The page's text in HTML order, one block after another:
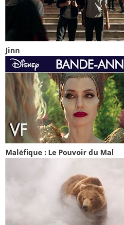
Jinn
Maléfique : Le Pouvoir du Mal